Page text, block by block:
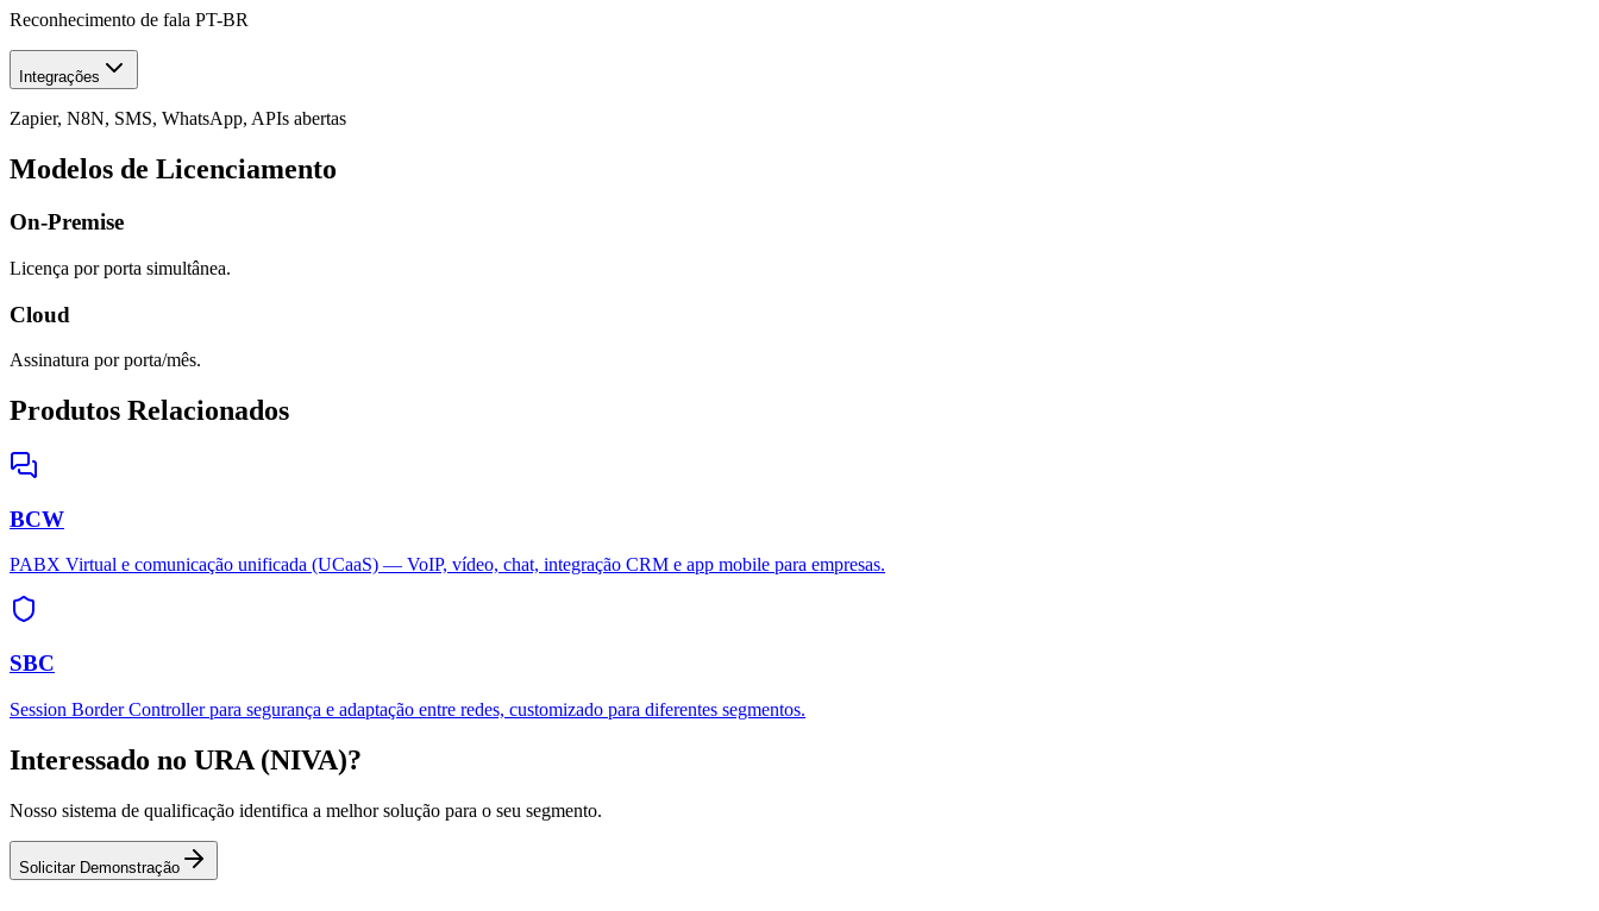
Reconhecimento de fala PT-BR
Integrações
Zapier, N8N, SMS, WhatsApp, APIs abertas
Modelos de Licenciamento
On-Premise
Licença por porta simultânea.
Cloud
Assinatura por porta/mês.
Produtos Relacionados
BCW
PABX Virtual e comunicação unificada (UCaaS) — VoIP, vídeo, chat, integração CRM e app mobile para empresas.
SBC
Session Border Controller para segurança e adaptação entre redes, customizado para diferentes segmentos.
Interessado no URA (NIVA)?
Nosso sistema de qualificação identifica a melhor solução para o seu segmento.
Solicitar Demonstração